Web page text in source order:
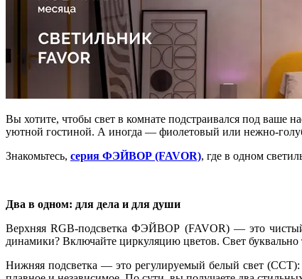
Вы хотите, чтобы свет в комнате подстраивался под
уютной гостиной. А иногда — фиолетовый или нежно-
Знакомьтесь, серия ФЭЙВОР (FAVOR), где в одном
Два в одном: для дела и для души
Верхняя RGB-подсветка ФЭЙВОР (FAVOR) — это
динамики? Включайте циркуляцию цветов. Свет буквально
Нижняя подсветка — это регулируемый белый свет